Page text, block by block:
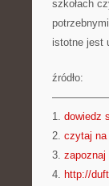
szkołach
istotne jest
źródło:
1. dowiedz
2. czytaj na
3. zapoznaj
4. http://